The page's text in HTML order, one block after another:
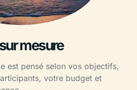
mesure
est pensé selon vos objectifs,
votre budget et